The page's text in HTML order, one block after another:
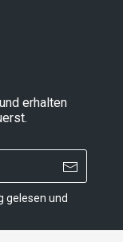
erhalten
gelesen und